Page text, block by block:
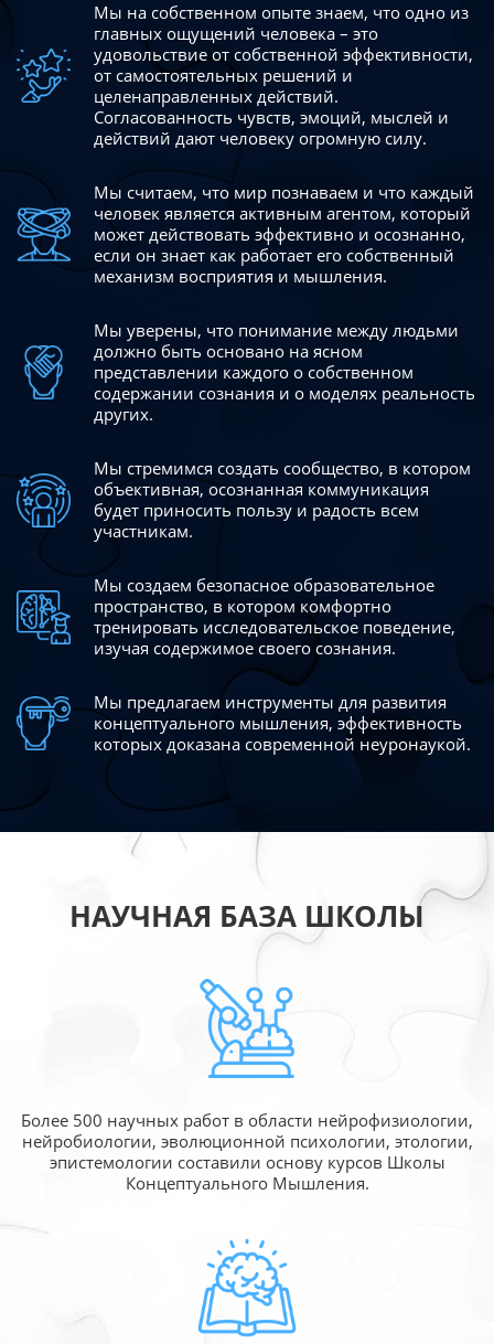
Мы на собственном опыте знаем, что одно из
главных ощущений человека – это
удовольствие от собственной эффективности,
от самостоятельных решений и
целенаправленных действий.
Согласованность чувств, эмоций, мыслей и
действий дают человеку огромную силу.
Мы считаем, что мир познаваем и что каждый
человек является активным агентом, который
может действовать эффективно и осознанно,
если он знает как работает его собственный
механизм восприятия и мышления.
Мы уверены, что понимание между людьми
должно быть основано на ясном
представлении каждого о собственном
содержании сознания и о моделях реальность
других.
Мы стремимся создать сообщество, в котором
объективная, осознанная коммуникация
будет приносить пользу и радость всем
участникам.
Мы создаем безопасное образовательное
пространство, в котором комфортно
тренировать исследовательское поведение,
изучая содержимое своего сознания.
Мы предлагаем инструменты для развития
концептуального мышления, эффективность
которых доказана современной неуронаукой.
НАУЧНАЯ БАЗА ШКОЛЫ
Более 500 научных работ в области нейрофизиологии,
нейробиологии, эволюционной психологии, этологии,
эпистемологии составили основу курсов Школы
Концептуального Мышления.